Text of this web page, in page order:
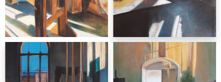
malarstwo